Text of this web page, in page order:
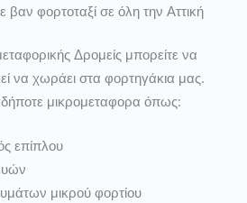
φορτοταξί σε όλη την Αττική
Δρομείς μπορείτε να
να χωράει στα φορτηγάκια μας.
μικρομεταφορα όπως:
επίπλου
μικρού φορτίου